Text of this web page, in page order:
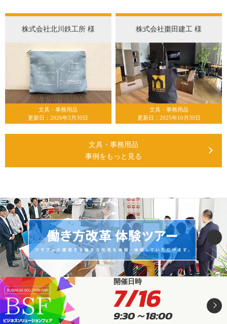
株式会社北川鉄工所 様
文具・事務用品
更新日：2026年3月30日
株式会社棗田建工 様
文具・事務用品
更新日：2025年10月30日
文具・事務用品
事例をもっと見る
開催日時
7/16
9:30～18:00